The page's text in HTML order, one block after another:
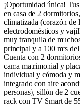
¡Oportunidad única!
en casa de 2
climatizada (corazón de
electrodomésticos y
muy tranquila de
principal y a 100 mts
Cuenta con 2
cama matrimonial y
individual y cómoda y
integrado con aire
personas), sillón de 2
rack con TV Smart de